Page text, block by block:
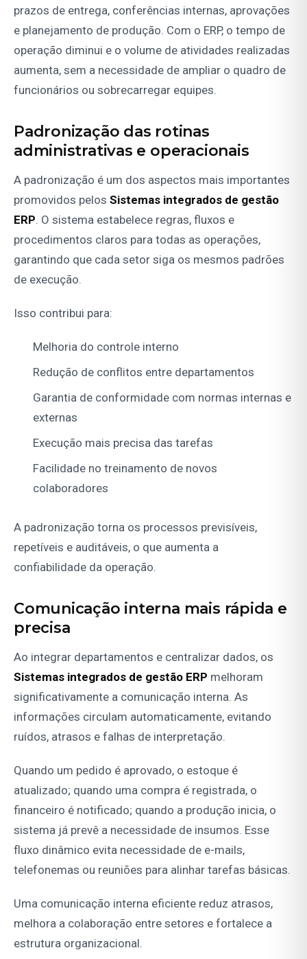
prazos de entrega, conferências internas, aprovações
e planejamento de produção. Com o ERP, o tempo de
operação diminui e o volume de atividades realizadas
aumenta, sem a necessidade de ampliar o quadro de
funcionários ou sobrecarregar equipes.
Padronização das rotinas
administrativas e operacionais
A padronização é um dos aspectos mais importantes
promovidos pelos Sistemas integrados de gestão
ERP. O sistema estabelece regras, fluxos e
procedimentos claros para todas as operações,
garantindo que cada setor siga os mesmos padrões
de execução.
Isso contribui para:
Melhoria do controle interno
Redução de conflitos entre departamentos
Garantia de conformidade com normas internas e
externas
Execução mais precisa das tarefas
Facilidade no treinamento de novos
colaboradores
A padronização torna os processos previsíveis,
repetíveis e auditáveis, o que aumenta a
confiabilidade da operação.
Comunicação interna mais rápida e
precisa
Ao integrar departamentos e centralizar dados, os
Sistemas integrados de gestão ERP melhoram
significativamente a comunicação interna. As
informações circulam automaticamente, evitando
ruídos, atrasos e falhas de interpretação.
Quando um pedido é aprovado, o estoque é
atualizado; quando uma compra é registrada, o
financeiro é notificado; quando a produção inicia, o
sistema já prevê a necessidade de insumos. Esse
fluxo dinâmico evita necessidade de e-mails,
telefonemas ou reuniões para alinhar tarefas básicas.
Uma comunicação interna eficiente reduz atrasos,
melhora a colaboração entre setores e fortalece a
estrutura organizacional.